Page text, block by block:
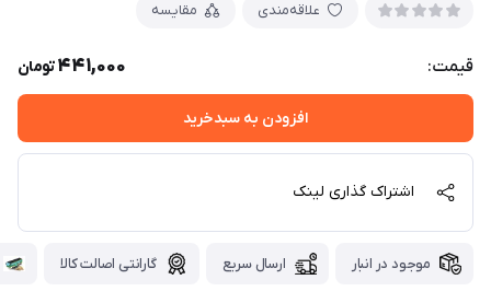
علاقه‌مندی مقایسه
قیمت: 441,000تومان
افزودن به سبدخرید
اشتراک گذاری لینک
موجود در انبار ارسال سریع گارانتی اصالت کالا